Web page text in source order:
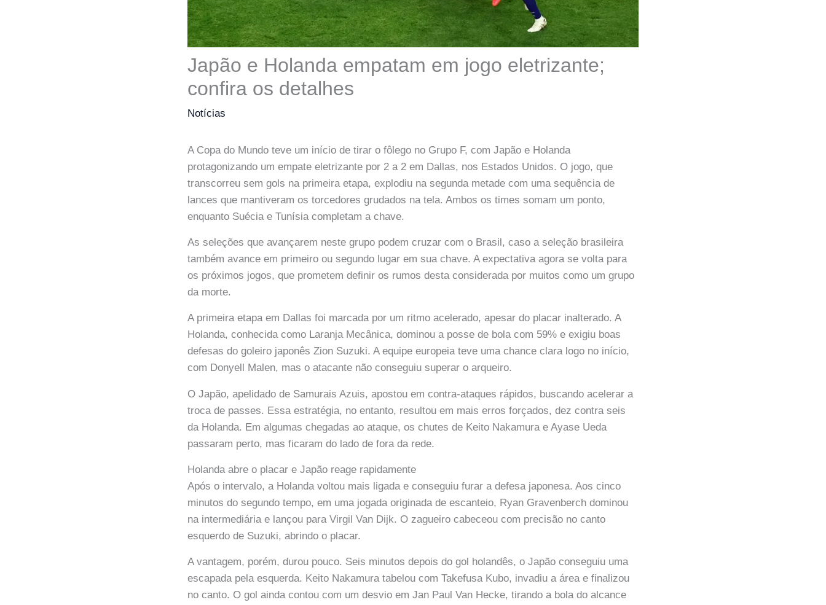
Japão e Holanda empatam em jogo eletrizante;
confira os detalhes
Notícias
A Copa do Mundo teve um início de tirar o fôlego no Grupo F, com Japão e Holanda
protagonizando um empate eletrizante por 2 a 2 em Dallas, nos Estados Unidos. O jogo, que
transcorreu sem gols na primeira etapa, explodiu na segunda metade com uma sequência de
lances que mantiveram os torcedores grudados na tela. Ambos os times somam um ponto,
enquanto Suécia e Tunísia completam a chave.
As seleções que avançarem neste grupo podem cruzar com o Brasil, caso a seleção brasileira
também avance em primeiro ou segundo lugar em sua chave. A expectativa agora se volta para
os próximos jogos, que prometem definir os rumos desta considerada por muitos como um grupo
da morte.
A primeira etapa em Dallas foi marcada por um ritmo acelerado, apesar do placar inalterado. A
Holanda, conhecida como Laranja Mecânica, dominou a posse de bola com 59% e exigiu boas
defesas do goleiro japonês Zion Suzuki. A equipe europeia teve uma chance clara logo no início,
com Donyell Malen, mas o atacante não conseguiu superar o arqueiro.
O Japão, apelidado de Samurais Azuis, apostou em contra-ataques rápidos, buscando acelerar a
troca de passes. Essa estratégia, no entanto, resultou em mais erros forçados, dez contra seis
da Holanda. Em algumas chegadas ao ataque, os chutes de Keito Nakamura e Ayase Ueda
passaram perto, mas ficaram do lado de fora da rede.
Holanda abre o placar e Japão reage rapidamente
Após o intervalo, a Holanda voltou mais ligada e conseguiu furar a defesa japonesa. Aos cinco
minutos do segundo tempo, em uma jogada originada de escanteio, Ryan Gravenberch dominou
na intermediária e lançou para Virgil Van Dijk. O zagueiro cabeceou com precisão no canto
esquerdo de Suzuki, abrindo o placar.
A vantagem, porém, durou pouco. Seis minutos depois do gol holandês, o Japão conseguiu uma
escapada pela esquerda. Keito Nakamura tabelou com Takefusa Kubo, invadiu a área e finalizou
no canto. O gol ainda contou com um desvio em Jan Paul Van Hecke, tirando a bola do alcance